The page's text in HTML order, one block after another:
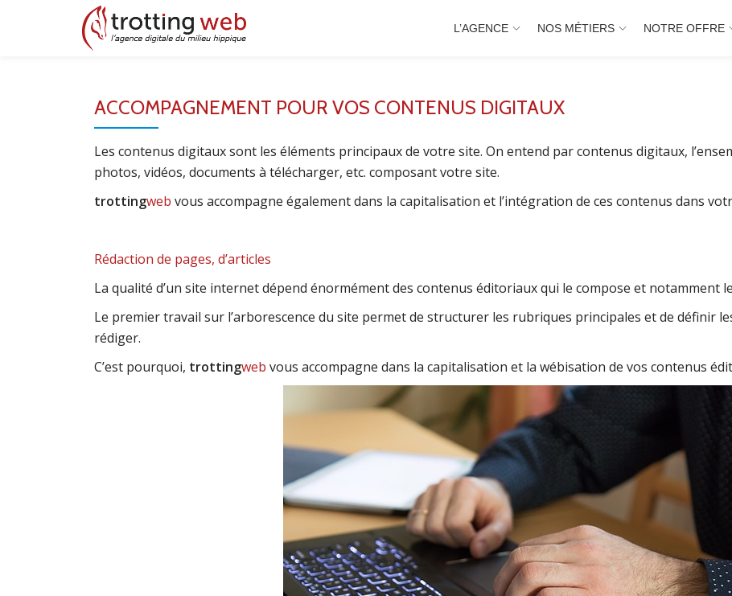
L’AGENCE NOS MÉTIERS NOTRE OFFRE
ACCOMPAGNEMENT POUR VOS CONTENUS DIGITAUX
Les contenus digitaux sont les éléments principaux de votre site. On entend par contenus digitaux,
photos, vidéos, documents à télécharger, etc. composant votre site.
trottingweb vous accompagne également dans la capitalisation et l’intégration de ces contenus dans
Rédaction de pages, d’articles
La qualité d’un site internet dépend énormément des contenus éditoriaux qui le compose et notamment
Le premier travail sur l’arborescence du site permet de structurer les rubriques principales et de définir
rédiger.
C’est pourquoi, trottingweb vous accompagne dans la capitalisation et la wébisation de vos contenus